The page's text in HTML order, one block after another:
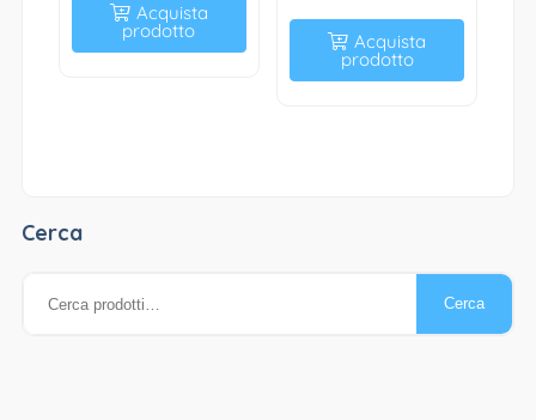
Acquista
prodotto Acquista
prodotto
Cerca
Cerca